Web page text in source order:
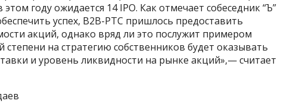
году ожидается 14 IPO. Как отмечает собеседник “Ъ”
успех, B2B-РТС пришлось предоставить
акций, однако вряд ли это послужит примером
на стратегию собственников будет оказывать
и уровень ликвидности на рынке акций»,— считает